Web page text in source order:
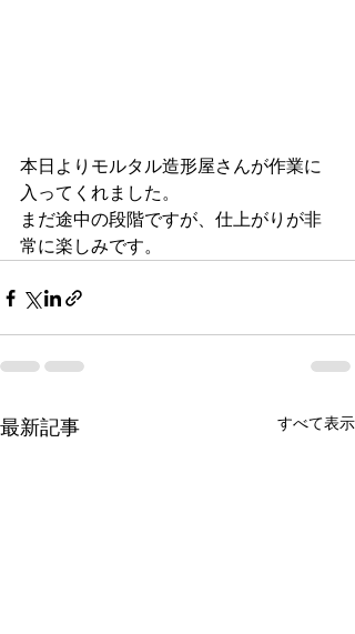
本日よりモルタル造形屋さんが作業に
入ってくれました。
まだ途中の段階ですが、仕上がりが非
常に楽しみです。
最新記事 すべて表示